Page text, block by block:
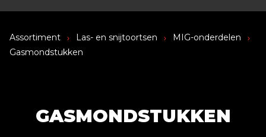
Assortiment Las- en snijtoortsen
MIG-onderdelen
Gasmondstukken
GASMONDSTUKKEN